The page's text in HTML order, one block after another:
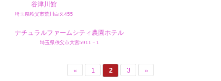
谷津川館
埼玉県秩父市荒川白久455
ナチュラルファームシティ農園ホテル
埼玉県秩父市大宮5911－1
« 1 2 3 »